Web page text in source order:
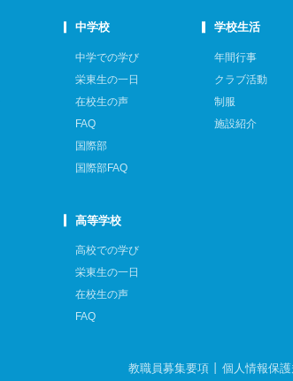
中学校
中学での学び
栄東生の一日
在校生の声
FAQ
国際部
国際部FAQ
高等学校
高校での学び
栄東生の一日
在校生の声
FAQ
学校生活
年間行事
クラブ活動
制服
施設紹介
教職員募集要項 個人情報保護